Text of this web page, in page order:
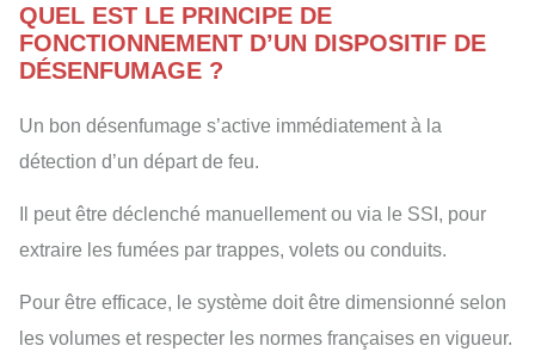
QUEL EST LE PRINCIPE DE
FONCTIONNEMENT D’UN DISPOSITIF DE
DÉSENFUMAGE ?
Un bon désenfumage s’active immédiatement à la
détection d’un départ de feu.
Il peut être déclenché manuellement ou via le SSI, pour
extraire les fumées par trappes, volets ou conduits.
Pour être efficace, le système doit être dimensionné selon
les volumes et respecter les normes françaises en vigueur.